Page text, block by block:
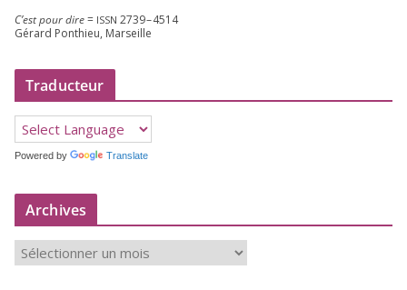
C’est pour dire= ISSN 2739–4514
Gérard Ponthieu, Marseille
Traducteur
Powered by Translate
Archives
r